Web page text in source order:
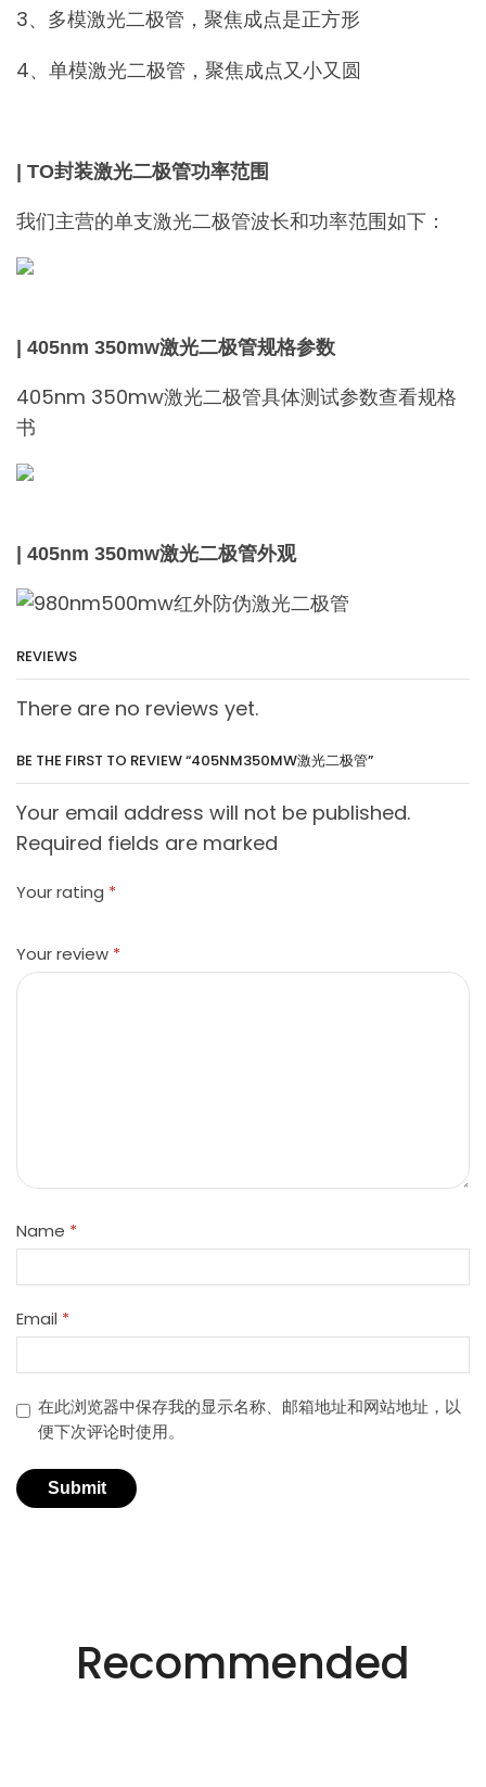
3、多模激光二极管，聚焦成点是正方形
4、单模激光二极管，聚焦成点又小又圆
| TO封装激光二极管功率范围
我们主营的单支激光二极管波长和功率范围如下：
| 405nm 350mw激光二极管规格参数
405nm 350mw激光二极管具体测试参数查看规格
书
| 405nm 350mw激光二极管外观
REVIEWS
There are no reviews yet.
BE THE FIRST TO REVIEW “405NM350MW激光二极管”
Your email address will not be published.
Required fields are marked
Your rating *
Your review *
Name *
Email *
在此浏览器中保存我的显示名称、邮箱地址和网站地址，以
便下次评论时使用。
创新的激光解决方
案。
Recommended